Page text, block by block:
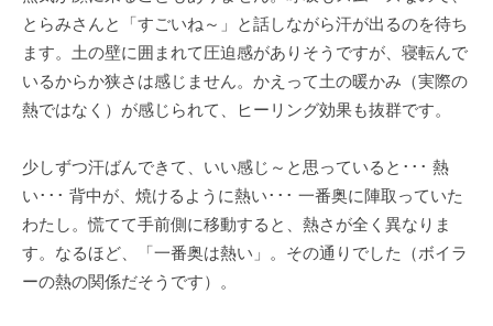
とらみさんと「すごいね～」と話しながら汗が出るのを待ち
ます。土の壁に囲まれて圧迫感がありそうですが、寝転んで
いるからか狭さは感じません。かえって土の暖かみ（実際の
熱ではなく）が感じられて、ヒーリング効果も抜群です。
少しずつ汗ばんできて、いい感じ～と思っていると･･･ 熱
い･･･ 背中が、焼けるように熱い･･･ 一番奥に陣取っていた
わたし。慌てて手前側に移動すると、熱さが全く異なりま
す。なるほど、「一番奥は熱い」。その通りでした（ボイラ
ーの熱の関係だそうです）。